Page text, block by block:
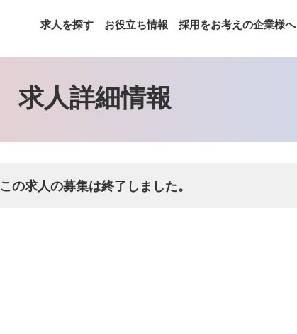
求人を探す お役立ち情報 採用をお考えの企業様へ
求人詳細情報
この求人の募集は終了しました。